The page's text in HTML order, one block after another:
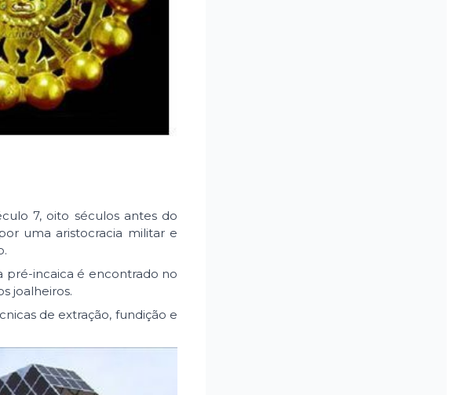
7, oito séculos antes do
uma aristocracia militar e
pré-incaica é encontrado no
joalheiros.
de extração, fundição e